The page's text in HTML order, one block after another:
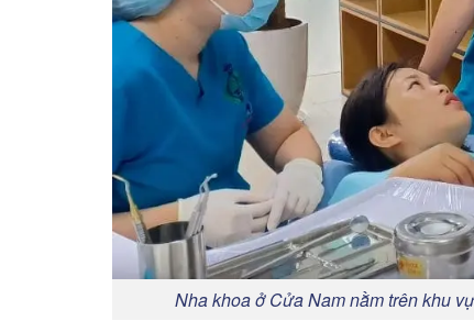
Nha khoa ở Cửa Nam nằm trên khu